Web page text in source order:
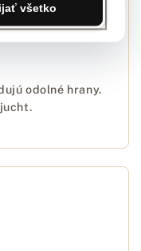
odolné hrany.
všetko